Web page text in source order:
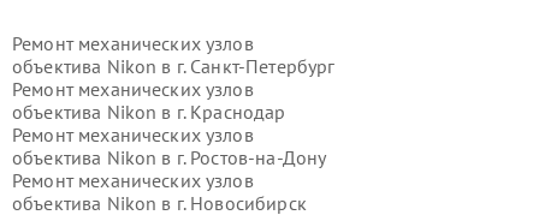
Ремонт механических узлов
объектива Nikon в г. Санкт-Петербург
Ремонт механических узлов
объектива Nikon в г. Краснодар
Ремонт механических узлов
объектива Nikon в г. Ростов-на-Дону
Ремонт механических узлов
объектива Nikon в г. Новосибирск